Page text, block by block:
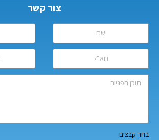
צור קשר
בחר קבצים